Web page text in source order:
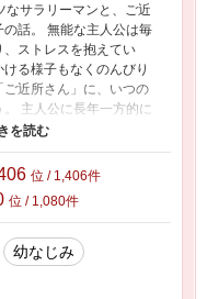
なサラリーマンと、ご近
話。 無能な主人公は毎
、ストレスを抱えてい
る様子もなくのんびり
近所さん」に、いつの
主人公に長年一方的に
染も。 ※定期更新してま
位 / 1,406件
位 / 1,080件
幼なじみ